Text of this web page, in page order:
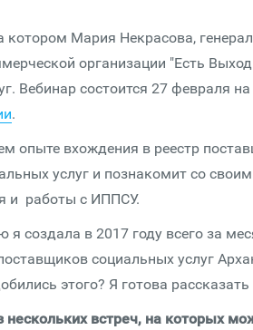
котором Мария Некрасова,
организации "Есть
Вебинар состоится 27 февраля
.
опыте вхождения в реестр
услуг и познакомит со
и работы с ИППСУ.
создала в 2017 году всего за
социальных услуг
этого? Я готова
нескольких встреч, на которых